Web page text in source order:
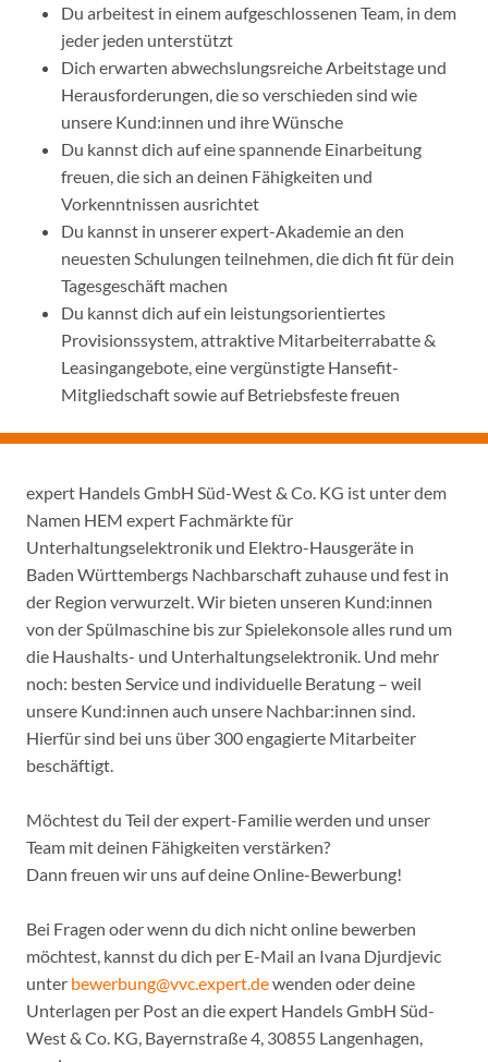
Du arbeitest in einem aufgeschlossenen Team, in dem
jeder jeden unterstützt
Dich erwarten abwechslungsreiche Arbeitstage und
Herausforderungen, die so verschieden sind wie
unsere Kund:innen und ihre Wünsche
Du kannst dich auf eine spannende Einarbeitung
freuen, die sich an deinen Fähigkeiten und
Vorkenntnissen ausrichtet
Du kannst in unserer expert-Akademie an den
neuesten Schulungen teilnehmen, die dich fit für dein
Tagesgeschäft machen
Du kannst dich auf ein leistungsorientiertes
Provisionssystem, attraktive Mitarbeiterrabatte &
Leasingangebote, eine vergünstigte Hansefit-
Mitgliedschaft sowie auf Betriebsfeste freuen
expert Handels GmbH Süd-West & Co. KG ist unter dem
Namen HEM expert Fachmärkte für
Unterhaltungselektronik und Elektro-Hausgeräte in
Baden Württembergs Nachbarschaft zuhause und fest in
der Region verwurzelt. Wir bieten unseren Kund:innen
von der Spülmaschine bis zur Spielekonsole alles rund um
die Haushalts- und Unterhaltungselektronik. Und mehr
noch: besten Service und individuelle Beratung – weil
unsere Kund:innen auch unsere Nachbar:innen sind.
Hierfür sind bei uns über 300 engagierte Mitarbeiter
beschäftigt.
Möchtest du Teil der expert-Familie werden und unser
Team mit deinen Fähigkeiten verstärken?
Dann freuen wir uns auf deine Online-Bewerbung!
Bei Fragen oder wenn du dich nicht online bewerben
möchtest, kannst du dich per E-Mail an Ivana Djurdjevic
unter bewerbung@vvc.expert.dewenden oder deine
Unterlagen per Post an die expert Handels GmbH Süd-
West & Co. KG, Bayernstraße 4, 30855 Langenhagen,